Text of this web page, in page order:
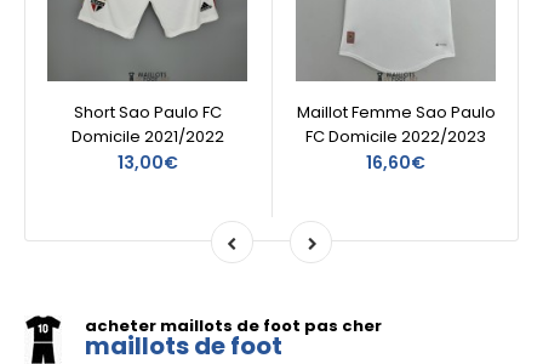
Short Sao Paulo FC
Domicile 2021/2022
13,00€
Maillot Femme Sao Paulo
FC Domicile 2022/2023
16,60€
acheter maillots de foot pas cher
maillots de foot